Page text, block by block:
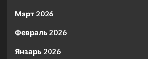
Март 2026
Февраль 2026
Январь 2026